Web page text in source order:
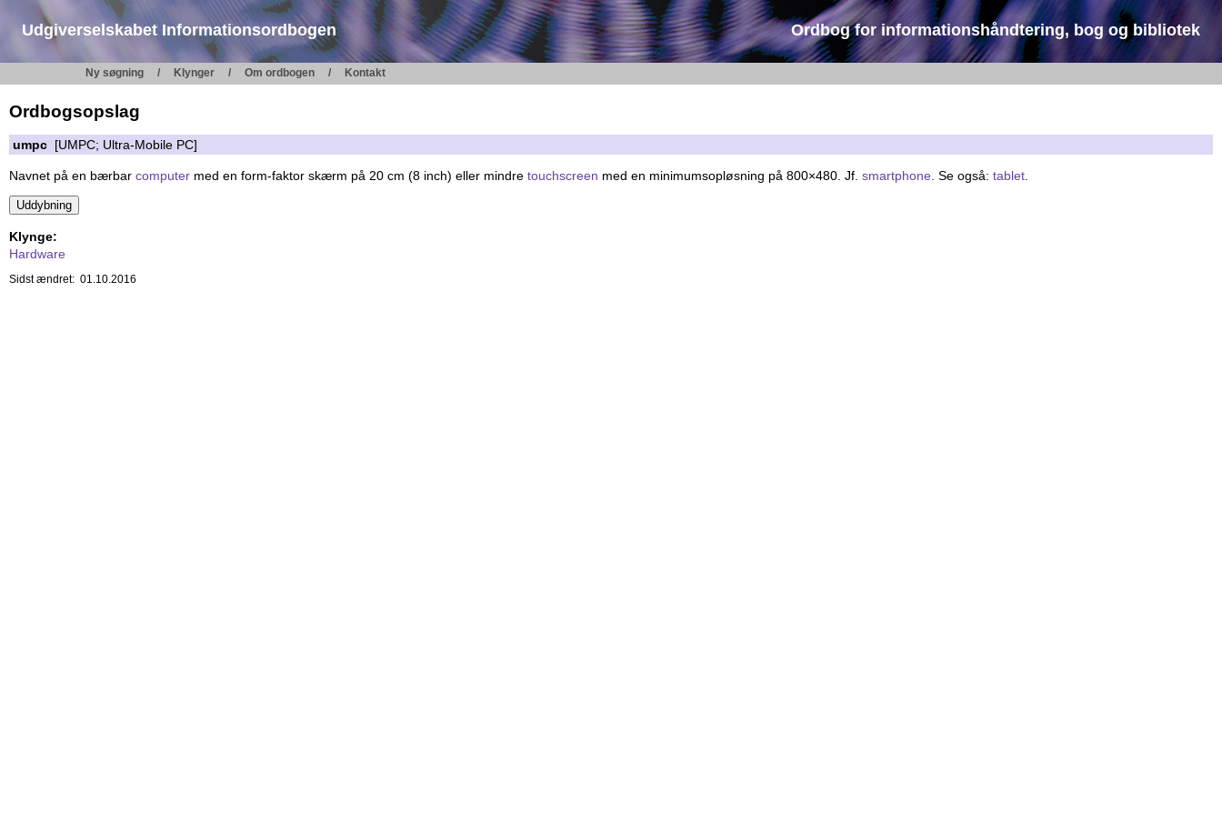
Udgiverselskabet Informationsordbogen Ordbog for informationshåndtering, bog og bibliotek
Ny søgning Klynger Om ordbogen Kontakt
Ordbogsopslag
umpc [UMPC; Ultra-Mobile PC]
Navnet på en bærbar computer med en form-faktor skærm på 20 cm (8 inch) eller mindre touchscreen med en minimumsopløsning på 800×480. Jf. smartphone . Se også: tablet
Klynge:
Hardware
Sidst ændret: 01.10.2016